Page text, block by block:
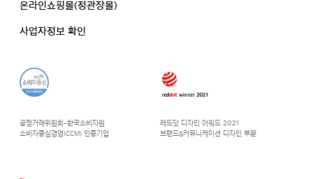
공정거래위원회-한국소비자원
소비자중심경영(CCM) 인증기업
레드닷 디자인 어워드 2021
브랜드&커뮤니케이션 디자인 부문
온라인쇼핑몰(정관장몰)
사업자정보 확인